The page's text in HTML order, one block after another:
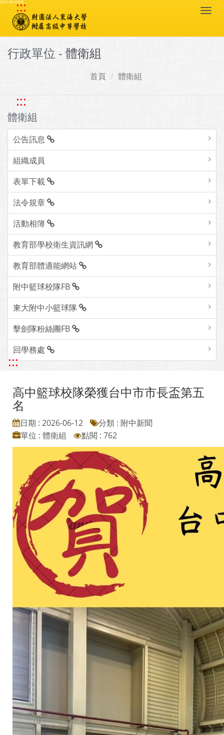
跳到主要內容區塊
:::
行政單位 - 體衛組
首頁 體衛組
:::
體衛組
公告訊息
組織成員
表單下載
法令規章
活動相簿
教育部學校衛生資訊網
教育部體適能網站
附中籃球校隊FB
東大附中小籃球隊
擊劍隊粉絲團FB
回學務處
:::
高中籃球校隊榮獲台中市市長盃第五
名
日期 : 2026-06-12
分類 : 附中新聞
單位 : 體衛組
點閱 : 762